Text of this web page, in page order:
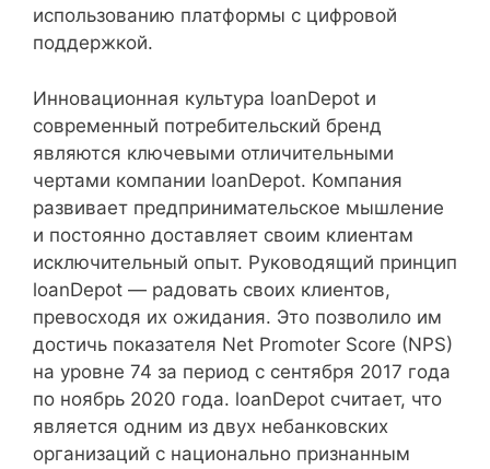
использованию платформы с цифровой
поддержкой.
Инновационная культура loanDepot и
современный потребительский бренд
являются ключевыми отличительными
чертами компании loanDepot. Компания
развивает предпринимательское мышление
и постоянно доставляет своим клиентам
исключительный опыт. Руководящий принцип
loanDepot — радовать своих клиентов,
превосходя их ожидания. Это позволило им
достичь показателя Net Promoter Score (NPS)
на уровне 74 за период с сентября 2017 года
по ноябрь 2020 года. loanDepot считает, что
является одним из двух небанковских
организаций с национально признанным